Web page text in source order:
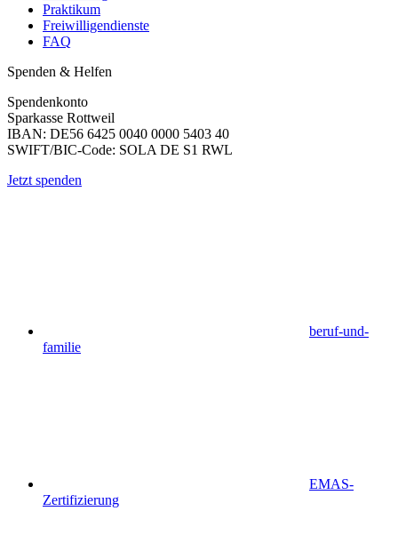
Praktikum
Freiwilligendienste
FAQ
Spenden & Helfen
Spendenkonto
Sparkasse Rottweil
IBAN: DE56 6425 0040 0000 5403 40
SWIFT/BIC-Code: SOLA DE S1 RWL
Jetzt spenden
beruf-und-
familie
EMAS-
Zertifizierung